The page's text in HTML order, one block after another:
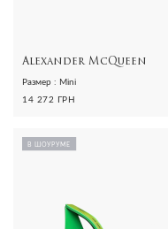
Alexander McQueen
Размер : Mini
14 272 ГРН
В ШОУРУМЕ